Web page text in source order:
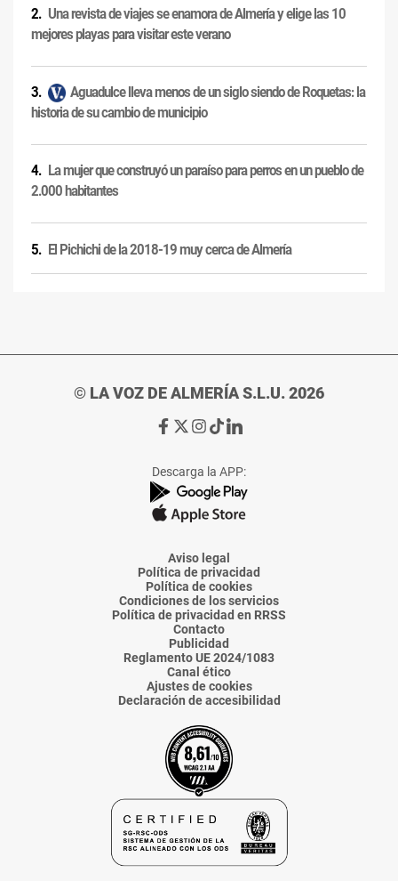
Una revista de viajes se enamora de Almería y elige las 10
mejores playas para visitar este verano
Aguadulce lleva menos de un siglo siendo de Roquetas: la
historia de su cambio de municipio
La mujer que construyó un paraíso para perros en un pueblo de
2.000 habitantes
El Pichichi de la 2018-19 muy cerca de Almería
© LA VOZ DE ALMERÍA S.L.U. 2026
Ir
de
La
Voz
Almería
Ir
de
La
Voz
Almería
Ir
de
La
Voz
Almería
Ir
de
La
Voz
Almería
Ir
de
La
Voz
Descarga la APP:
Aviso legal
Política de privacidad
Política de cookies
Condiciones de los servicios
Política de privacidad en RRSS
Contacto
Publicidad
Reglamento UE 2024/1083
Canal ético
Ajustes de cookies
Declaración de accesibilidad